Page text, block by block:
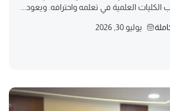
الكليات العلمية في تعلمه واحترافه. ويعود...
يوليو 30, 2026